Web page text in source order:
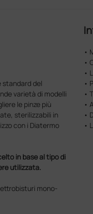
standard del
varietà di modelli
le pinze più
sterilizzabili in
con i Diatermo
in base al tipo di
utilizzata.
mono-
•
•
•
•
•
•
•
•